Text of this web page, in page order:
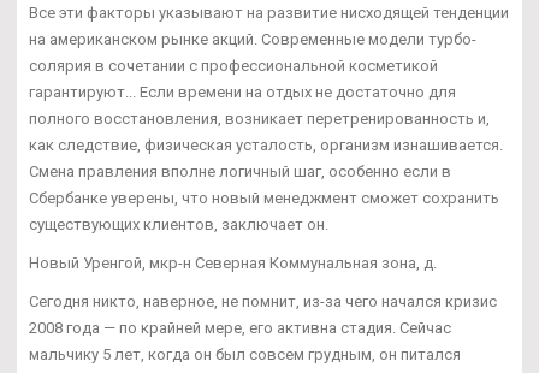
Все эти факторы указывают на развитие нисходящей тенденции
на американском рынке акций. Современные модели турбо-
солярия в сочетании с профессиональной косметикой
гарантируют... Если времени на отдых не достаточно для
полного восстановления, возникает перетренированность и,
как следствие, физическая усталость, организм изнашивается.
Смена правления вполне логичный шаг, особенно если в
Сбербанке уверены, что новый менеджмент сможет сохранить
существующих клиентов, заключает он.
Новый Уренгой, мкр-н Северная Коммунальная зона, д.
Сегодня никто, наверное, не помнит, из-за чего начался кризис
2008 года — по крайней мере, его активна стадия. Сейчас
мальчику 5 лет, когда он был совсем грудным, он питался